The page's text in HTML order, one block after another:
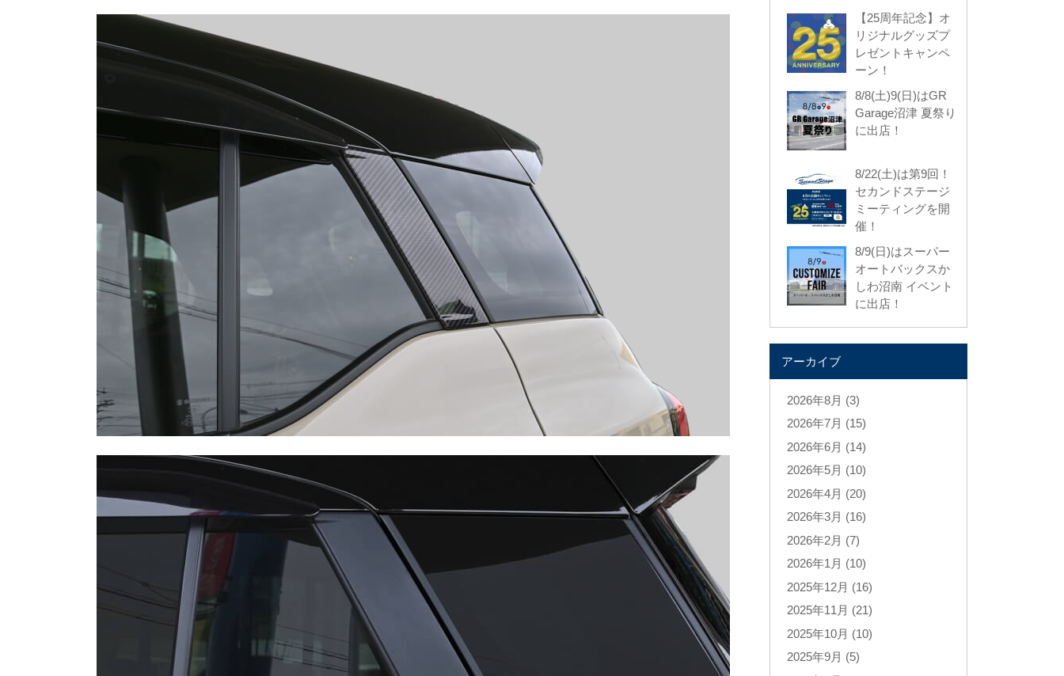
【25周年記念】オ
リジナルグッズプ
レゼントキャンペ
ーン！
8/8(土)9(日)はGR
Garage沼津 夏祭り
に出店！
8/22(土)は第9回！
セカンドステージ
ミーティングを開
催！
8/9(日)はスーパー
オートバックスか
しわ沼南 イベント
に出店！
アーカイブ
2026年8月 (3)
2026年7月 (15)
2026年6月 (14)
2026年5月 (10)
2026年4月 (20)
2026年3月 (16)
2026年2月 (7)
2026年1月 (10)
2025年12月 (16)
2025年11月 (21)
2025年10月 (10)
2025年9月 (5)